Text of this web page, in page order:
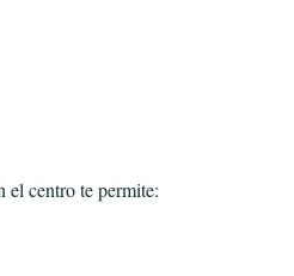
el centro te permite: